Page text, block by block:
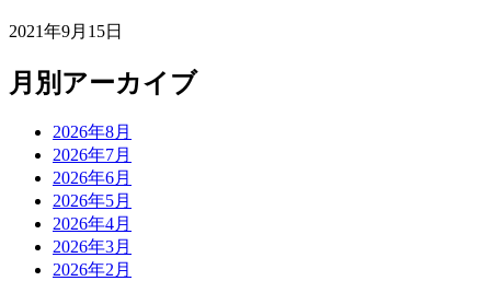
2021年9月15日
月別アーカイブ
2026年8月
2026年7月
2026年6月
2026年5月
2026年4月
2026年3月
2026年2月